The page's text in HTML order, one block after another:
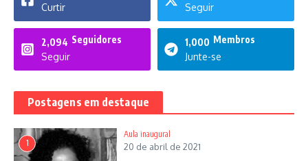
Curtir
Seguir
2,094 Seguidores
Seguir
1,000 Membros
Junte-se
Postagens em destaque
1
Aula inaugural
20 de abril de 2021